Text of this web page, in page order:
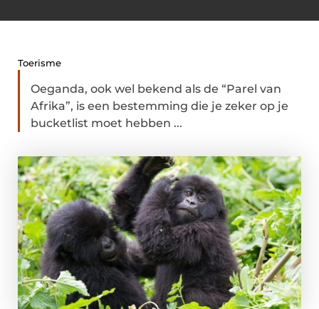
Toerisme
Oeganda, ook wel bekend als de “Parel van
Afrika”, is een bestemming die je zeker op je
bucketlist moet hebben ...